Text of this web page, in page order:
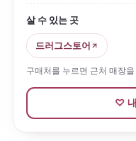
비타민C 유도체를 비
부를 매끄럽게 가다듬
매력입니다. 물은 부드
한 알씩 개별 포장에
니다. 6알들이 외에 한
나 세련된 미니 선물로
살 수 있는 곳
드러그스토어
구매처를 누르면 근처 매장
♡